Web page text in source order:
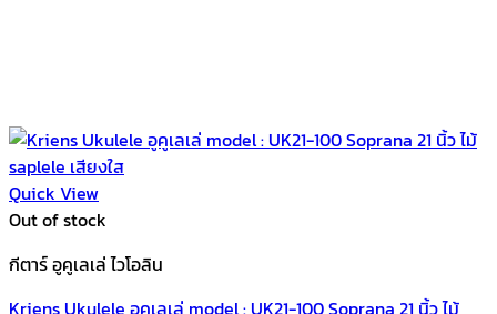
Quick View
Out of stock
กีตาร์ อูคูเลเล่ ไวโอลิน
Kriens Ukulele อูคูเลเล่ model : UK21-100 Soprana 21 นิ้ว ไม้